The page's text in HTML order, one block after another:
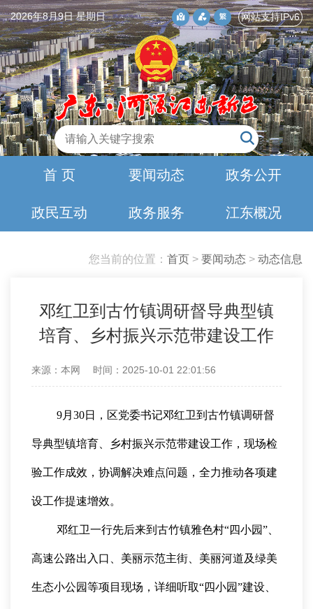
2026年8月9日 星期日 网站支持IPv6
首 页 要闻动态 政务公开
政民互动 政务服务 江东概况
您当前的位置： 首页 > 要闻动态 > 动态信息
邓红卫到古竹镇调研督导典型镇
培育、乡村振兴示范带建设工作
来源：本网 时间：2025-10-01 22:01:56
9月30日，区党委书记邓红卫到古竹镇调研督
导典型镇培育、乡村振兴示范带建设工作，现场检
验工作成效，协调解决难点问题，全力推动各项建
设工作提速增效。
邓红卫一行先后来到古竹镇雅色村“四小园”、
高速公路出入口、美丽示范主街、美丽河道及绿美
生态小公园等项目现场，详细听取“四小园”建设、